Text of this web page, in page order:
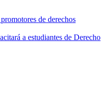
de derechos
a estudiantes de Derecho